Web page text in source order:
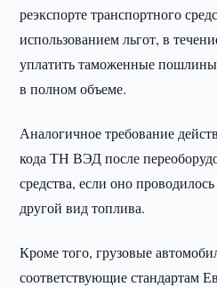
реэкспорте транспортного
использованием льгот, в
уплатить таможенные
в полном объеме.
Аналогичное требование
кода ТН ВЭД после
средства, если оно
другой вид топлива.
Кроме того, грузовые
соответствующие стандартам